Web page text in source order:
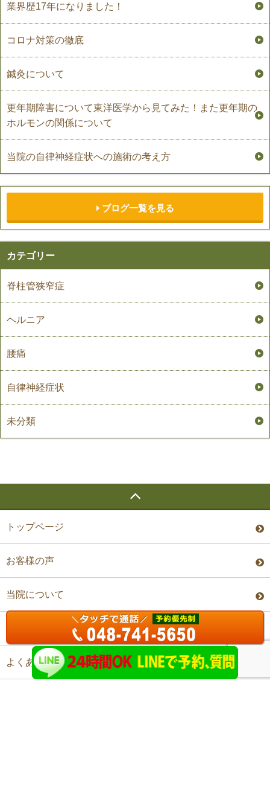
業界歴17年になりました！
コロナ対策の徹底
鍼灸について
更年期障害について東洋医学から見てみた！また更年期の
ホルモンの関係について
当院の自律神経症状への施術の考え方
ブログ一覧を見る
カテゴリー
脊柱管狭窄症
ヘルニア
腰痛
自律神経症状
未分類
トップページ
お客様の声
当院について
よくあるご質問